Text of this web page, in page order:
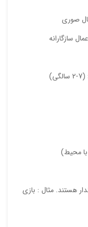
صوری
سازگارانه
(2-7 سالگی)
محیط)
هستند. مثال : بازی